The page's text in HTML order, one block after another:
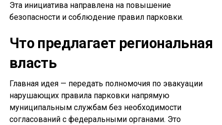
Эта инициатива направлена на повышение
безопасности и соблюдение правил парковки.
Что предлагает региональная
власть
Главная идея — передать полномочия по эвакуации
нарушающих правила парковки напрямую
муниципальным службам без необходимости
согласований с федеральными органами. Это